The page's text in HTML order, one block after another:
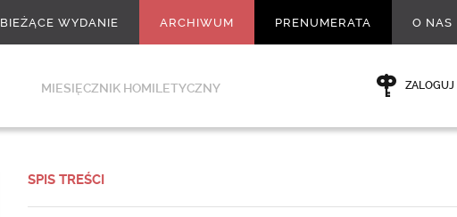
BIEŻĄCE WYDANIE ARCHIWUM PRENUMERATA O NAS
MIESIĘCZNIK HOMILETYCZNY ZALOGUJ
SPIS TREŚCI